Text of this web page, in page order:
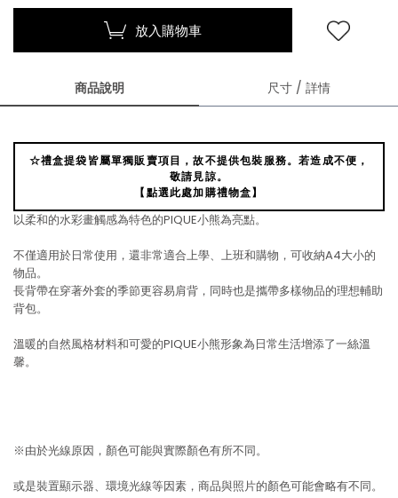
放入購物車
商品說明 尺寸 / 詳情
☆禮盒提袋皆屬單獨販賣項目，故不提供包裝服務。若造成不便，
敬請見諒。
【點選此處加購禮物盒】
以柔和的水彩畫觸感為特色的PIQUE小熊為亮點。
不僅適用於日常使用，還非常適合上學、上班和購物，可收納A4大小的
物品。
長背帶在穿著外套的季節更容易肩背，同時也是攜帶多樣物品的理想輔助
背包。
溫暖的自然風格材料和可愛的PIQUE小熊形象為日常生活增添了一絲溫
馨。
※由於光線原因，顏色可能與實際顏色有所不同。
或是裝置顯示器、環境光線等因素，商品與照片的顏色可能會略有不同。